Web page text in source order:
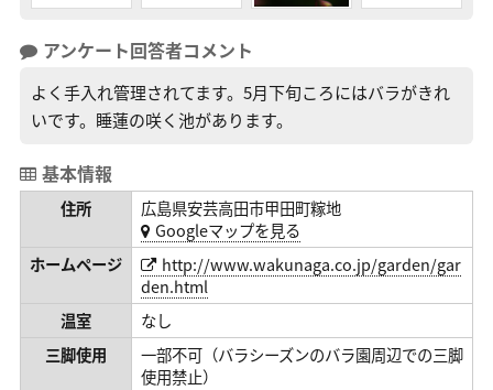
アンケート回答者コメント
よく手入れ管理されてます。5月下旬ころにはバラがきれ
いです。睡蓮の咲く池があります。
基本情報
住所
広島県安芸高田市甲田町糘地
Googleマップを見る
ホームページ
http://www.wakunaga.co.jp/garden/gar
den.html
温室
なし
三脚使用
一部不可（バラシーズンのバラ園周辺での三脚
使用禁止）